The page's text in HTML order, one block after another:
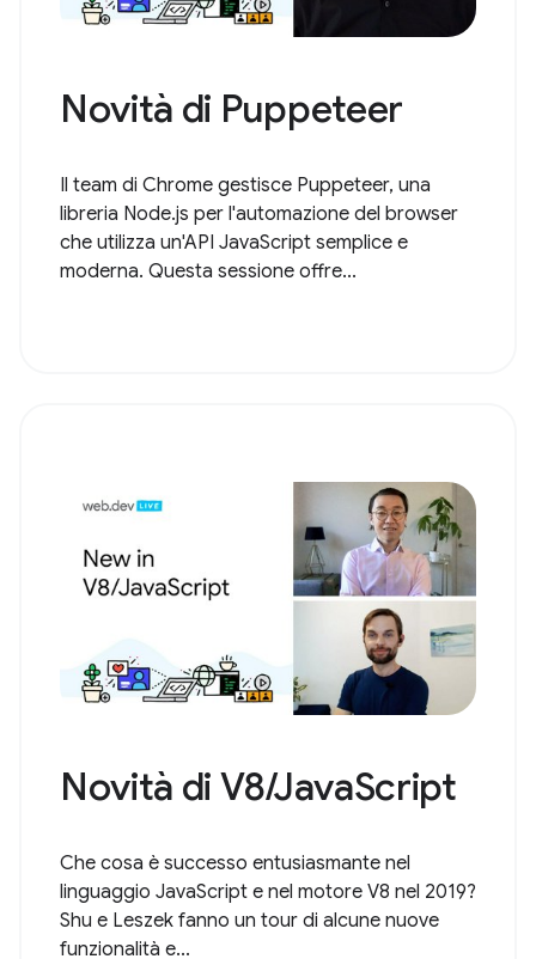
Novità di Puppeteer
Il team di Chrome gestisce Puppeteer, una
libreria Node.js per l'automazione del browser
che utilizza un'API JavaScript semplice e
moderna. Questa sessione offre...
Novità di V8/JavaScript
Che cosa è successo entusiasmante nel
linguaggio JavaScript e nel motore V8 nel 2019?
Shu e Leszek fanno un tour di alcune nuove
funzionalità e...